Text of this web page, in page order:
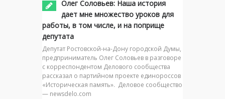
Олег Соловьев: Наша история
дает мне множество уроков для
работы, в том числе, и на поприще
депутата
Депутат Ростовской-на-Дону городской Думы,
предприниматель Олег Соловьев в разговоре
с корреспондентом Делового сообщества
рассказал о партийном проекте единороссов
«Историческая память». Деловое сообщество
— newsdelo.com